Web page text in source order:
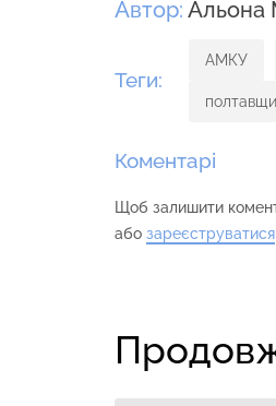
Автор: Альона
Теги:
АМКУ
Коментарі
Щоб залишити
або зареєструватися